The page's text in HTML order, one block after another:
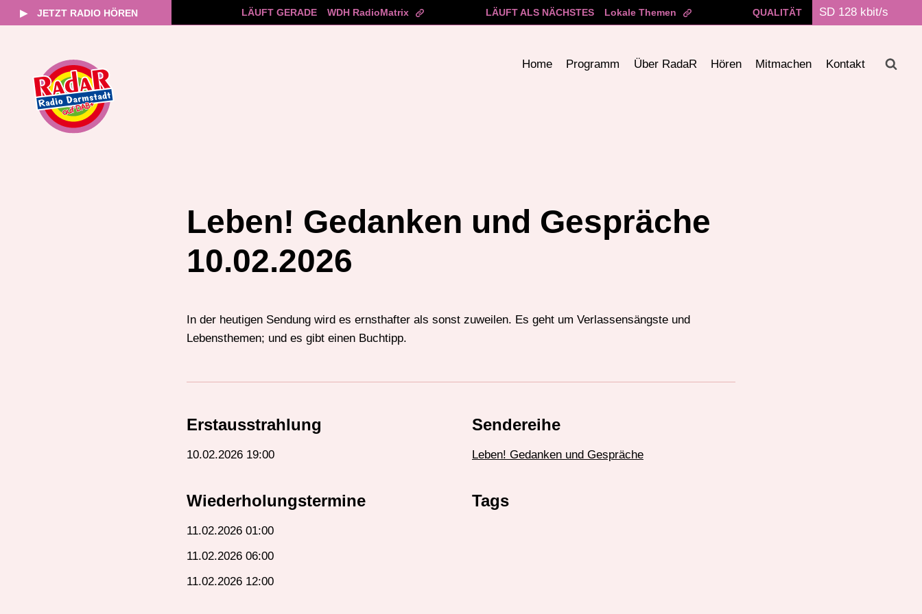
▶ JETZT RADIO HÖREN LÄUFT GERADE WDH RadioMatrix LÄUFT ALS NÄCHSTES Lokale Themen QUALITÄT
Home Programm Über RadaR Hören Mitmachen Kontakt
Leben! Gedanken und Gespräche
10.02.2026
In der heutigen Sendung wird es ernsthafter als sonst zuweilen. Es geht um Verlassensängste und
Lebensthemen; und es gibt einen Buchtipp.
Erstausstrahlung
10.02.2026 19:00
Wiederholungstermine
11.02.2026 01:00
11.02.2026 06:00
11.02.2026 12:00
Sendereihe
Leben! Gedanken und Gespräche
Tags